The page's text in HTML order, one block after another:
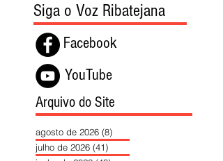
Siga o Voz Ribatejana
Facebook
YouTube
Arquivo do Site
agosto de 2026 (8)
julho de 2026 (41)